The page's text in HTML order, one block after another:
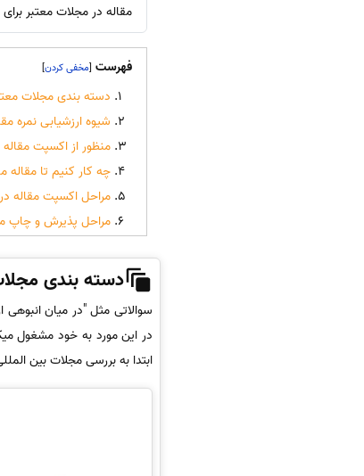
مقاله در مجلات معتبر
فهرست [
]
دسته بندی مجلات
شیوه ارزشیابی نمره
منظور از اکسپت
چه کار کنیم تا
مراحل اکسپت مقاله
مراحل پذیرش و چاپ
دسته بندی
سوالاتی مثل "در میان
در این مورد به خود مشغول
ابتدا به بررسی مجلات بین